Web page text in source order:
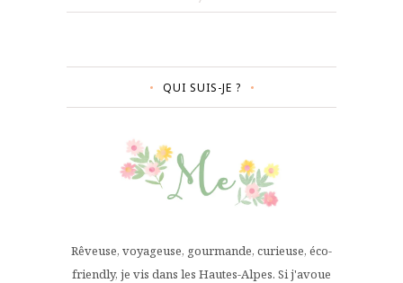
QUI SUIS-JE ?
Rêveuse, voyageuse, gourmande, curieuse, éco-
friendly, je vis dans les Hautes-Alpes. Si j'avoue